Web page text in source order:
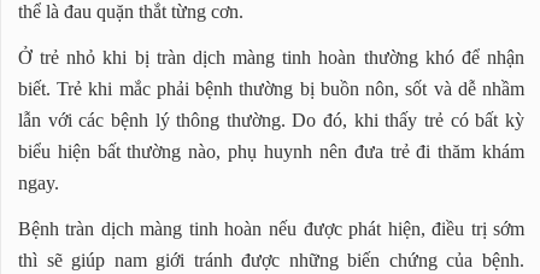
thể là đau quặn thắt từng cơn.
Ở trẻ nhỏ khi bị tràn dịch màng tinh hoàn thường khó để nhận
biết. Trẻ khi mắc phải bệnh thường bị buồn nôn, sốt và dễ nhầm
lẫn với các bệnh lý thông thường. Do đó, khi thấy trẻ có bất kỳ
biểu hiện bất thường nào, phụ huynh nên đưa trẻ đi thăm khám
ngay.
Bệnh tràn dịch màng tinh hoàn nếu được phát hiện, điều trị sớm
thì sẽ giúp nam giới tránh được những biến chứng của bệnh.